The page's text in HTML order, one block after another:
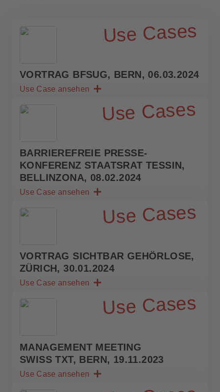
Use Cases
VORTRAG BFSUG, BERN, 06.03.2024
Use Case ansehen
Use Cases
BARRIEREFREIE PRESSE­
KONFERENZ STAATSRAT TESSIN,
BELLINZONA, 08.02.2024
Use Case ansehen
Use Cases
VORTRAG SICHTBAR GEHÖRLOSE,
ZÜRICH, 30.01.2024
Use Case ansehen
Use Cases
MANAGEMENT MEETING
SWISS TXT, BERN, 19.11.2023
Use Case ansehen